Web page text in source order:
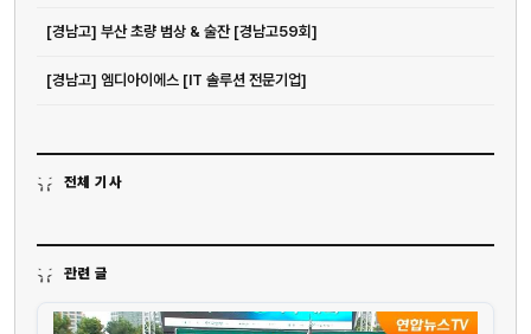
[경남고] 부산 초량 범상 & 술잔 [경남고59회]
[경남고] 엠디아이에스 [IT 솔루션 전문기업]
전체 기사
관련 글